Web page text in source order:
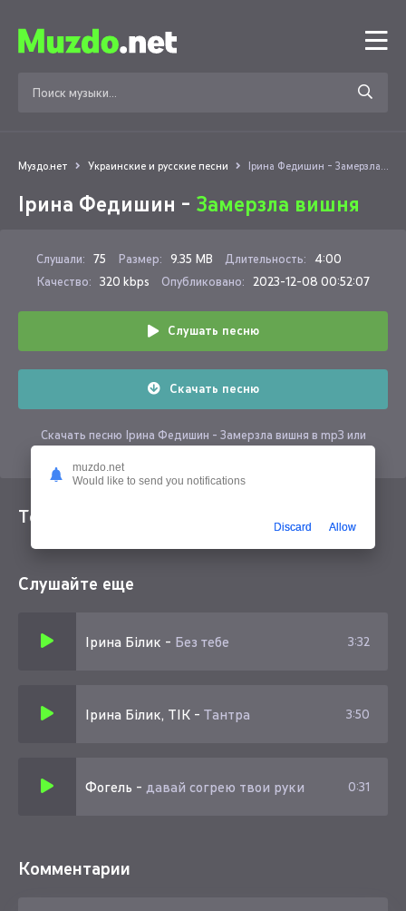
Муздо.нет Украинские и русские песни Ірина Федишин - Замерзла вишня
Ірина Федишин - Замерзла вишня
Слушали: 75 Размер: 9.35 MB Длительность:
4:00
Качество: 320 kbps Опубликовано: 2023-12-08 00:52:07
Слушать песню
Скачать песню
Скачать песню Ірина Федишин - Замерзла вишня в mp3 или
Текст песни
Слушайте еще
Ірина Білик - Без тебе 3:32
Ірина Білик, ТІК - Тантра 3:50
Фогель - давай согрею твои руки 0:31
Комментарии
muzdo.net
Would like to send you notifications
Discard Allow